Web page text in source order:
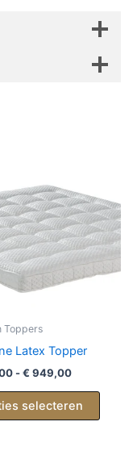
Toppers
Latex Topper
-€ 949,00Prijsklasse:
€ 949,00
selecteren
Dit